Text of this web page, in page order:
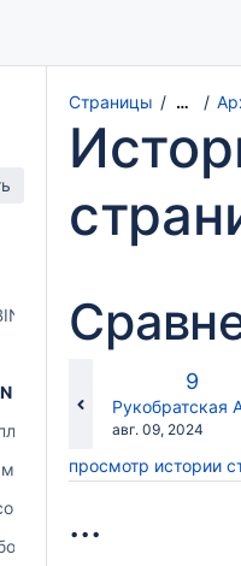
ROBIN RPA
ROBIN RPA
для работы с
Страницы …
9
Рукобратская
Сохранено
авг. 09, 2024
просмотр истории
...